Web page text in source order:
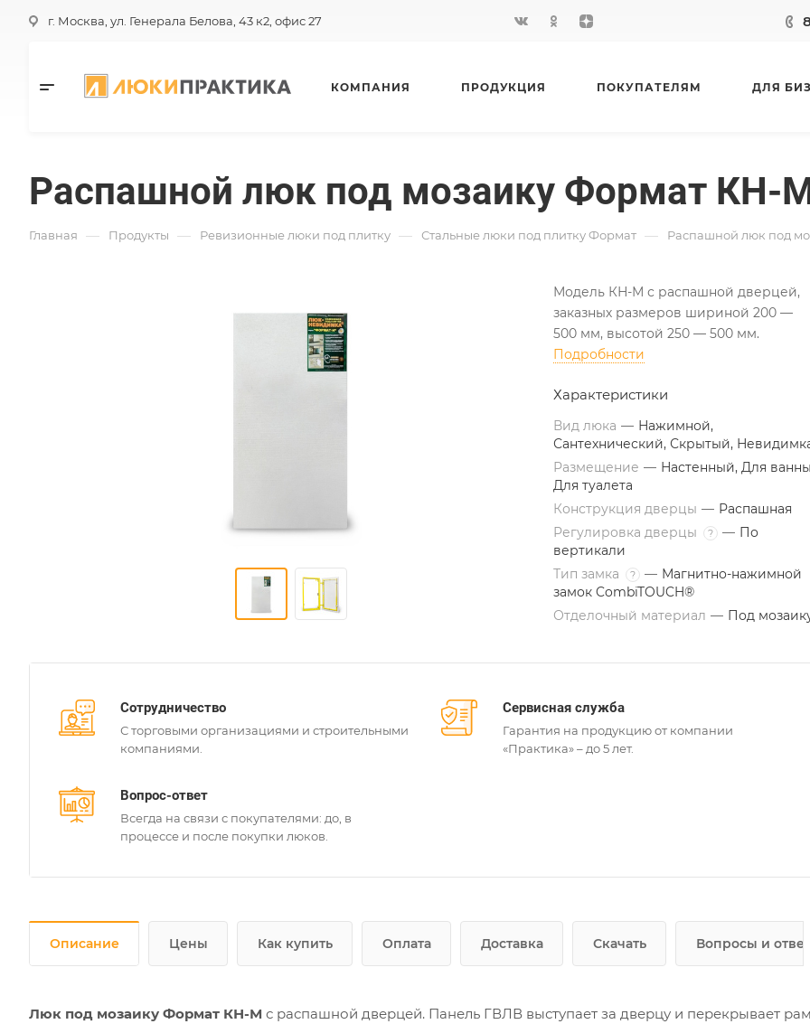
г. Москва, ул. Генерала Белова, 43 к2, офис 27
КОМПАНИЯ ПРОДУКЦИЯ ПОКУПАТЕЛЯМ ДЛЯ
Распашной люк под мозаику Формат КН-
Главная — Продукты — Ревизионные люки под плитку — Стальные люки под плитку Формат — Распашной люк под
Модель КН-М с распашной дверцей,
заказных размеров шириной 200 —
500 мм, высотой 250 — 500 мм.
Подробности
Характеристики
Вид люка — Нажимной,
Сантехнический, Скрытый,
Размещение — Настенный, Для
Для туалета
Конструкция дверцы — Распашная
Регулировка дверцы
? — По
вертикали
Тип замка
? — Магнитно-нажимной
замок CombiTOUCH®
Отделочный материал — Под
Сотрудничество
С торговыми организациями и строительными
компаниями.
Сервисная служба
Гарантия на продукцию от компании
«Практика» – до 5 лет.
Вопрос-ответ
Всегда на связи с покупателями: до, в
процессе и после покупки люков.
Описание Цены Как купить Оплата Доставка Скачать Вопросы и
Люк под мозаику Формат КН-М с распашной дверцей. Панель ГВЛВ выступает за дверцу и перекрывает